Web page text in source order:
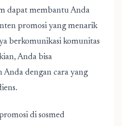
dapat membantu Anda
promosi yang menarik
berkomunikasi komunitas
Anda bisa
Anda dengan cara yang
di sosmed